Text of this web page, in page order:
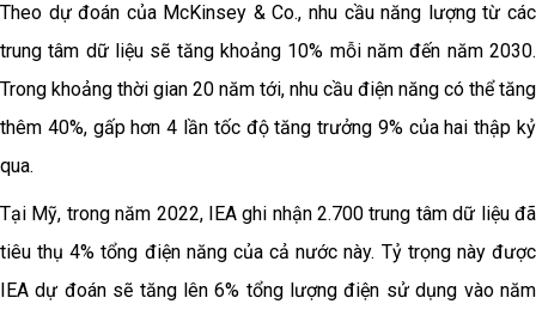
Theo dự đoán của McKinsey & Co., nhu cầu năng lượng từ các
trung tâm dữ liệu sẽ tăng khoảng 10% mỗi năm đến năm 2030.
Trong khoảng thời gian 20 năm tới, nhu cầu điện năng có thể tăng
thêm 40%, gấp hơn 4 lần tốc độ tăng trưởng 9% của hai thập kỷ
qua.
Tại Mỹ, trong năm 2022, IEA ghi nhận 2.700 trung tâm dữ liệu đã
tiêu thụ 4% tổng điện năng của cả nước này. Tỷ trọng này được
IEA dự đoán sẽ tăng lên 6% tổng lượng điện sử dụng vào năm